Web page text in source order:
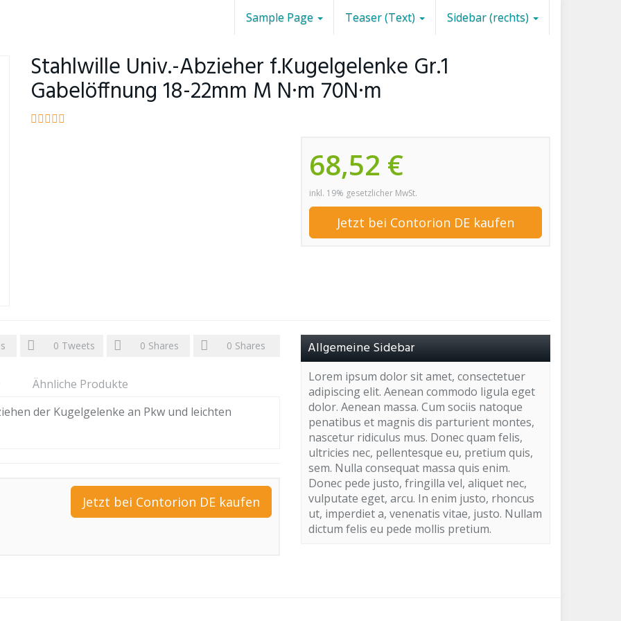
Sample Page Teaser (Text) Sidebar (rechts)
Stahlwille Univ.-Abzieher f.Kugelgelenke Gr.1
Gabelöffnung 18-22mm M N·m 70N·m
68,52 €
inkl. 19% gesetzlicher MwSt.
Jetzt bei Contorion DE kaufen
0 Tweets 0 Shares 0 Shares
Ähnliche Produkte
der Kugelgelenke an Pkw und leichten
Jetzt bei Contorion DE kaufen
Allgemeine Sidebar
Lorem ipsum dolor sit amet, consectetuer
adipiscing elit. Aenean commodo ligula eget
dolor. Aenean massa. Cum sociis natoque
penatibus et magnis dis parturient montes,
nascetur ridiculus mus. Donec quam felis,
ultricies nec, pellentesque eu, pretium quis,
sem. Nulla consequat massa quis enim.
Donec pede justo, fringilla vel, aliquet nec,
vulputate eget, arcu. In enim justo, rhoncus
ut, imperdiet a, venenatis vitae, justo. Nullam
dictum felis eu pede mollis pretium.